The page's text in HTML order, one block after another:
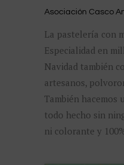
Asociación Casco
La pastelería con
Especialidad en
Navidad también
artesanos,
También hacemos
todo hecho sin
ni colorante y